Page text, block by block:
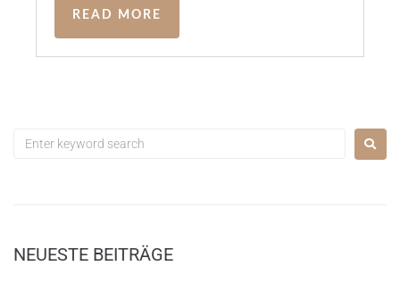
READ MORE
NEUESTE BEITRÄGE